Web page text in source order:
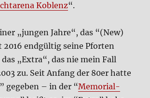
Koblenz“.
„jun­gen Jah­re“, das “(New)
2016 end­gül­tig sei­ne Pfor­ten
„Extra“, das nie mein Fall
zu. Seit Anfang der 80er hat­te
gege­ben – in der “Memo­ri­al-